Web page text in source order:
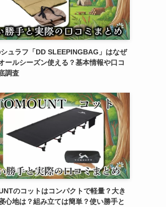
ュラフ「DD SLEEPINGBAG」はなぜ
ールシーズン使える？基本情報や口コ
調査
のコットはコンパクトで軽量？大き
心地は？組み立ては簡単？使い勝手と